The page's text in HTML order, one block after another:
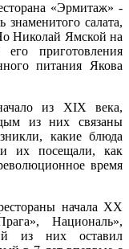
«Эрмитаж» -
салата,
Николай Ямской на
приготовления
питания Якова
из XIX века,
из них связаны
какие блюда
их посещали, как
время
начала XX
Националь»,
из них оставил